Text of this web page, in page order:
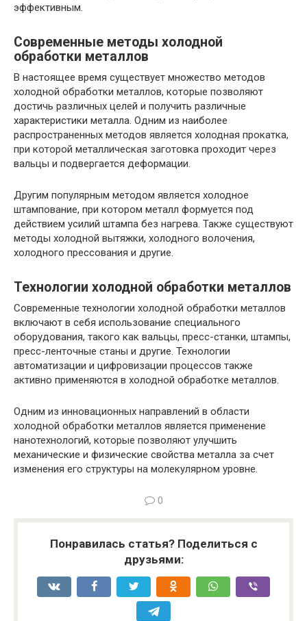
эффективным.
Современные методы холодной
обработки металлов
В настоящее время существует множество методов
холодной обработки металлов, которые позволяют
достичь различных целей и получить различные
характеристики металла. Одним из наиболее
распространенных методов является холодная прокатка,
при которой металлическая заготовка проходит через
вальцы и подвергается деформации.
Другим популярным методом является холодное
штампование, при котором металл формуется под
действием усилий штампа без нагрева. Также существуют
методы холодной вытяжки, холодного волочения,
холодного прессования и другие.
Технологии холодной обработки металлов
Современные технологии холодной обработки металлов
включают в себя использование специального
оборудования, такого как вальцы, пресс-станки, штампы,
пресс-ленточные станы и другие. Технологии
автоматизации и цифровизации процессов также
активно применяются в холодной обработке металлов.
Одним из инновационных направлений в области
холодной обработки металлов является применение
нанотехнологий, которые позволяют улучшить
механические и физические свойства металла за счет
изменения его структуры на молекулярном уровне.
0
Понравилась статья? Поделиться с
друзьями: